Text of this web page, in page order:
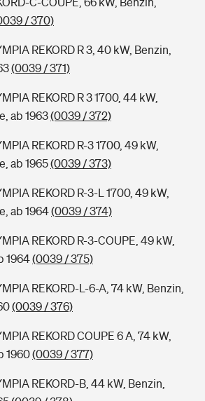
/ 370)
REKORD R 3, 40 kW, Benzin,
(0039 / 371)
REKORD R 3 1700, 44 kW,
ab 1963(0039 / 372)
REKORD R-3 1700, 49 kW,
ab 1965(0039 / 373)
REKORD R-3-L 1700, 49 kW,
ab 1964(0039 / 374)
REKORD R-3-COUPE, 49 kW,
1964(0039 / 375)
REKORD-L-6-A, 74 kW, Benzin,
(0039 / 376)
REKORD COUPE 6 A, 74 kW,
1960(0039 / 377)
REKORD-B, 44 kW, Benzin,